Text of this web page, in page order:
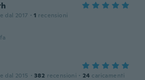
dal 2017 · 1 recensioni
dal 2015 · 382 recensioni · 24 caricamenti